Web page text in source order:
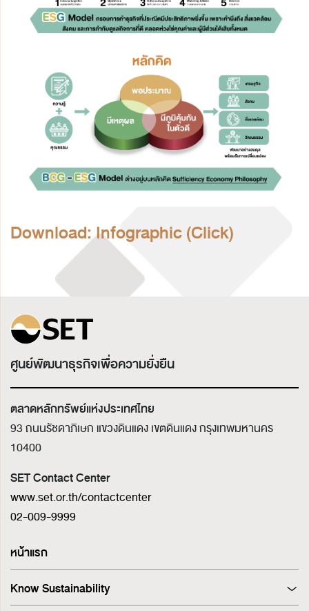
Download: Infographic (Click)
ศูนย์พัฒนาธุรกิจเพื่อความยั่งยืน
ตลาดหลักทรัพย์แห่งประเทศไทย
93 ถนนรัชดาภิเษก แขวงดินแดง เขตดินแดงกรุงเทพมหานคร
10400
SET Contact Center
www.set.or.th/contactcenter
02-009-9999
หน้าแรก
Know Sustainability
Sustainability at A Glance